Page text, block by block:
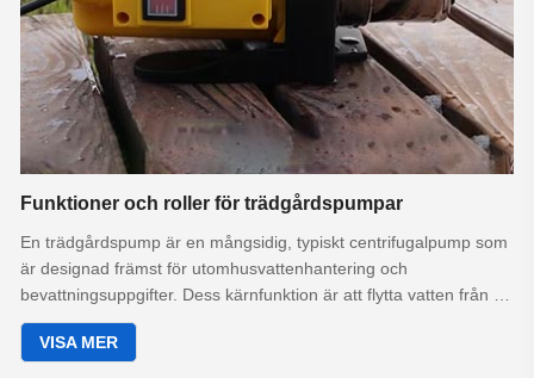
Funktioner och roller för trädgårdspumpar
En trädgårdspump är en mångsidig, typiskt centrifugalpump som
är designad främst för utomhusvattenhantering och
bevattningsuppgifter. Dess kärnfunktion är att flytta vatten från en
källa till en önskad användningsplats, vilket fungerar som ett
viktigt verktyg för effektivt trädgårds- och fastighetsunderhåll.
VISA MER